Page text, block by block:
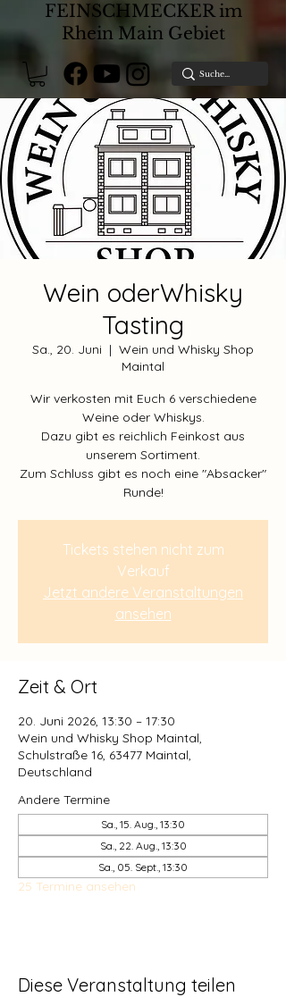
FEINSCHMECKER im
Rhein Main Gebiet
Wein oderWhisky
Tasting
Sa., 20. Juni
  |
Wein und Whisky Shop
Maintal
Wir verkosten mit Euch 6 verschiedene
Weine oder Whiskys.
Dazu gibt es reichlich Feinkost aus
unserem Sortiment.
Zum Schluss gibt es noch eine "Absacker"
Runde!
Tickets stehen nicht zum
Verkauf
Jetzt andere Veranstaltungen
ansehen
Zeit & Ort
20. Juni 2026, 13:30 – 17:30
Wein und Whisky Shop Maintal,
Schulstraße 16, 63477 Maintal,
Deutschland
Andere Termine
Sa., 15. Aug., 13:30
Sa., 22. Aug., 13:30
Sa., 05. Sept., 13:30
25 Termine ansehen
Diese Veranstaltung teilen